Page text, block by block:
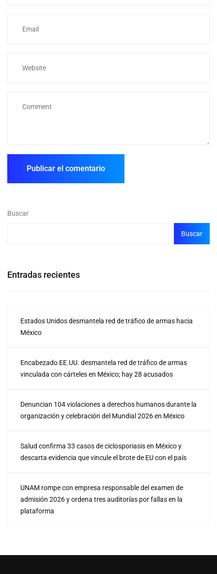
Buscar
Buscar
Entradas recientes
Estados Unidos desmantela red de tráfico de armas hacia
México
Encabezado EE.UU. desmantela red de tráfico de armas
vinculada con cárteles en México; hay 28 acusados
Denuncian 104 violaciones a derechos humanos durante la
organización y celebración del Mundial 2026 en México
Salud confirma 33 casos de ciclosporiasis en México y
descarta evidencia que vincule el brote de EU con el país
UNAM rompe con empresa responsable del examen de
admisión 2026 y ordena tres auditorías por fallas en la
plataforma